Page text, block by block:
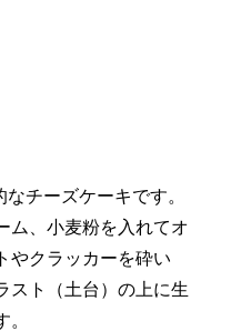
なチーズケーキです。
ム、小麦粉を入れてオ
やクラッカーを砕い
スト（土台）の上に生